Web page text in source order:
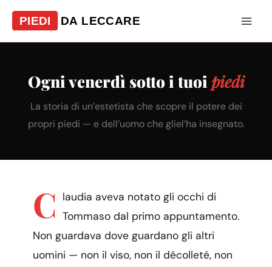
Ogni venerdì sotto i tuoi piedi
La storia di un’estetista che scopre il potere dei
propri piedi — e dell’uomo che gliel’ha insegnato.
C laudia aveva notato gli occhi di
Tommaso dal primo appuntamento.
Non guardava dove guardano gli altri
uomini — non il viso, non il décolleté, non